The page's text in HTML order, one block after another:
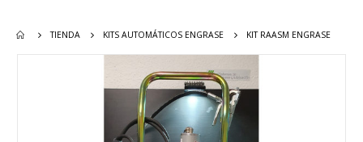
TIENDA KITS AUTOMÁTICOS ENGRASE KIT RAASM ENGRASE